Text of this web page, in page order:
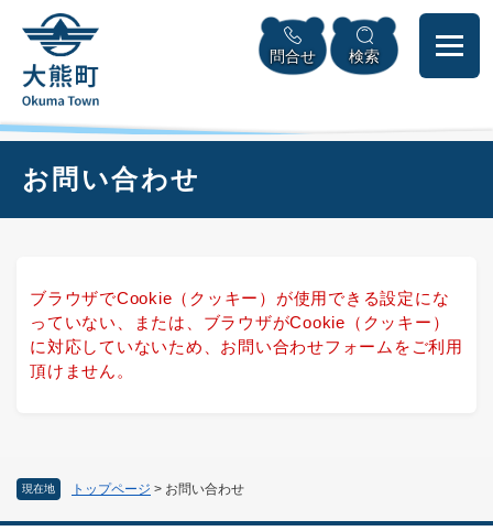
頭
メニューを飛ばして本文へ
問合せ 検索
現在地 トップページ > お問い合わせ
お問い合わせ
ブラウザでCookie（クッキー）が使用できる設定にな
っていない、または、ブラウザがCookie（クッキー）
に対応していないため、お問い合わせフォームをご利用
頂けません。